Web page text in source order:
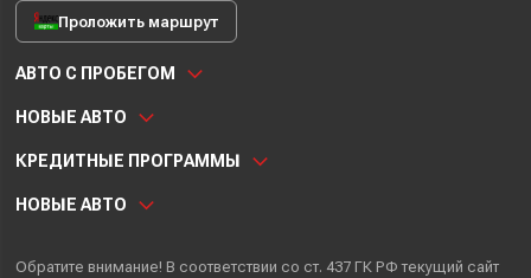
Проложить маршрут
АВТО С ПРОБЕГОМ
НОВЫЕ АВТО
КРЕДИТНЫЕ ПРОГРАММЫ
НОВЫЕ АВТО
Обратите внимание! В соответствии со ст. 437 ГК РФ текущий сайт